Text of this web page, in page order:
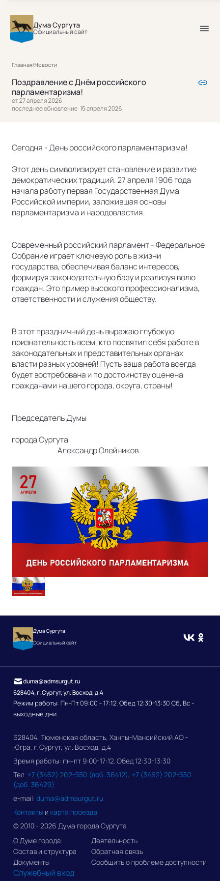
Дума Сургута
Официальный сайт
Главная/Новости
Поздравление с Днём российского
парламентаризма!
от 27 апреля 2026
последнее обновление: 15 апреля 2026
Сегодня - День российского парламентаризма!
Этот день символизирует становление и развитие
демократических традиций. 27 апреля 1906 года
начала работу первая Государственная Дума
Российской империи, заложившая основы
парламентаризма и народовластия.
Современный российский парламент - Федеральное
Собрание играет ключевую роль в жизни
государства, обеспечивая баланс интересов,
формируя законодательную базу и реализуя волю
граждан. Это пример высокого профессионализма,
ответственности и служения обществу.
В этот праздничный день выражаю глубокую
признательность всем, кто посвятил себя работе в
законодательных и представительных органах
власти разных уровней! Пусть ваша работа всегда
будет востребована и по достоинству оценена
гражданами нашего города, округа, страны!
Председатель Думы
города Сургута
Александр Олейников
Дума Сургута
Официальный сайт
628404, г. Сургут, ул. Восход, д.4
Режим работы: Пн-Пт 09:00 - 17:12. Обед 12:30-13:30 Сб, Вс -
выходные дни
duma@admsurgut.ru
628404, Тюменская область, Ханты-Мансийский АО -
Югра, г. Сургут, ул. Восход, д.4
Время работы: пн-пт 9:00-17:12. Обед 12:30-13:30
Тел. +7 (3462) 202-550 (доб. 36412), +7 (3462) 202-550
(доб. 36429)
e-mail: duma@admsurgut.ru
Контакты и карта проезда
© 2010 - 2026 Дума города Сургута
О Думе города
Состав и структура
Документы
Деятельность
Обратная связь
Сообщить о проблеме доступности
Служебный вход